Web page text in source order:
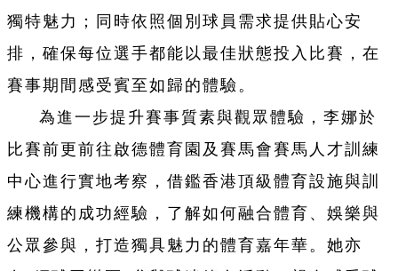
獨特魅力；同時依照個別球員需求提供貼心安
排，確保每位選手都能以最佳狀態投入比賽，在
賽事期間感受賓至如歸的體驗。
為進一步提升賽事質素與觀眾體驗，李娜於
比賽前更前往啟德體育園及賽馬會賽馬人才訓練
中心進行實地考察，借鑑香港頂級體育設施與訓
練機構的成功經驗，了解如何融合體育、娛樂與
公眾參與，打造獨具魅力的體育嘉年華。她亦